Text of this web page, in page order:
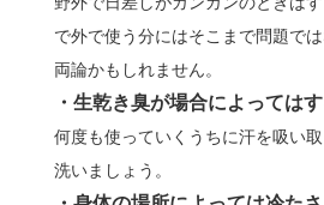
で外で使う分にはそこまで問題で
両論かもしれません。
・生乾き臭が場合によっては
何度も使っていくうちに汗を吸い
洗いましょう。